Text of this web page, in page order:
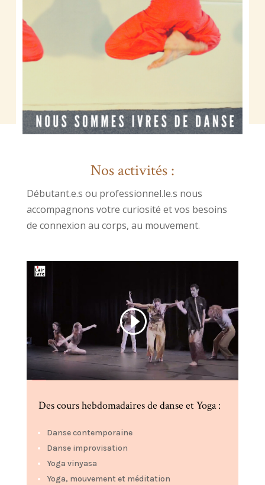
Nos activités :
Débutant.e.s ou professionnel.le.s nous
accompagnons votre curiosité et vos besoins
de connexion au corps, au mouvement.
Des cours hebdomadaires de danse et Yoga :
Danse contemporaine
Danse improvisation
Yoga vinyasa
Yoga, mouvement et méditation